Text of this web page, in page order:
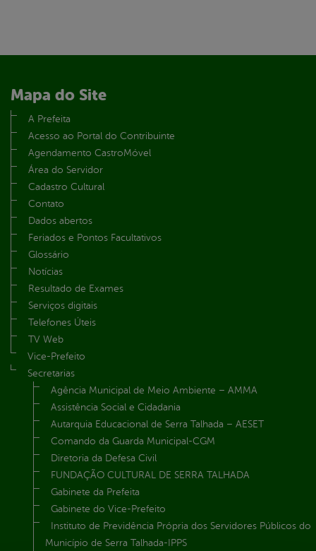
Mapa do Site
A Prefeita
Acesso ao Portal do Contribuinte
Agendamento CastroMóvel
Área do Servidor
Cadastro Cultural
Contato
Dados abertos
Feriados e Pontos Facultativos
Glossário
Notícias
Resultado de Exames
Serviços digitais
Telefones Úteis
TV Web
Vice-Prefeito
Secretarias
Agência Municipal de Meio Ambiente – AMMA
Assistência Social e Cidadania
Autarquia Educacional de Serra Talhada – AESET
Comando da Guarda Municipal-CGM
Diretoria da Defesa Civil
FUNDAÇÃO CULTURAL DE SERRA TALHADA
Gabinete da Prefeita
Gabinete do Vice-Prefeito
Instituto de Previdência Própria dos Servidores Públicos do
Município de Serra Talhada-IPPS